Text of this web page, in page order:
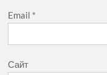
Email *
Сайт